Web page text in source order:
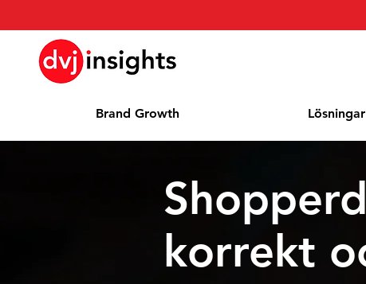
Brand Growth Lösningar
korrekt